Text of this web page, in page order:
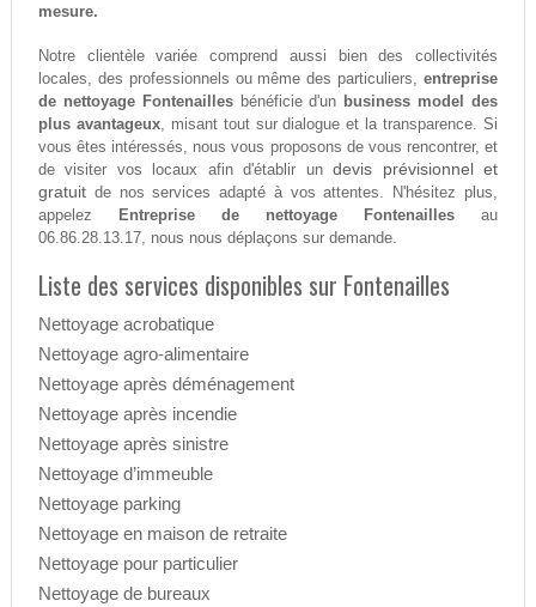
mesure.
Notre clientèle variée comprend aussi bien des collectivités
locales, des professionnels ou même des particuliers,entreprise
de nettoyage Fontenaillesbénéficie d'un business model des
plus avantageux, misant tout sur dialogue et la transparence. Si
vous êtes intéressés, nous vous proposons de vous rencontrer, et
de visiter vos locaux afin d'établir undevis prévisionnel et
gratuitde nos services adapté à vos attentes. N'hésitez plus,
appelez
Entreprise de nettoyage Fontenailles au
06.86.28.13.17, nous nous déplaçons sur demande.
Liste des services disponibles sur Fontenailles
Nettoyage acrobatique
Nettoyage agro-alimentaire
Nettoyage après déménagement
Nettoyage après incendie
Nettoyage après sinistre
Nettoyage d’immeuble
Nettoyage parking
Nettoyage en maison de retraite
Nettoyage pour particulier
Nettoyage de bureaux